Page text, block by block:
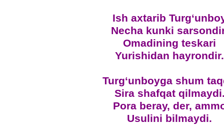
Ish axtarib
Necha kunki
Omadining teskari
Yurishidan hayrondir.
Turg‘unboyga shum
Sira shafqat
Pora beray, der,
Usulini bilmaydi.